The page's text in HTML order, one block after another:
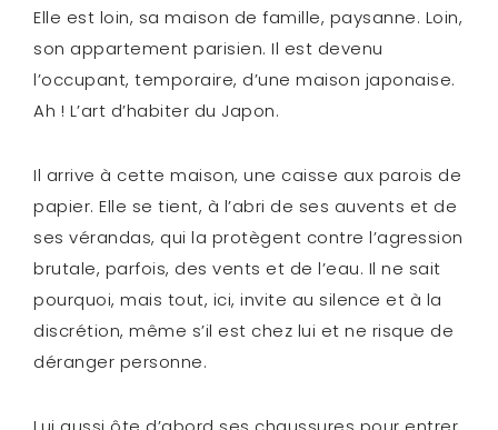
Elle est loin, sa maison de famille, paysanne. Loin,
son appartement parisien. Il est devenu
l’occupant, temporaire, d’une maison japonaise.
Ah ! L’art d’habiter du Japon.
Il arrive à cette maison, une caisse aux parois de
papier. Elle se tient, à l’abri de ses auvents et de
ses vérandas, qui la protègent contre l’agression
brutale, parfois, des vents et de l’eau. Il ne sait
pourquoi, mais tout, ici, invite au silence et à la
discrétion, même s’il est chez lui et ne risque de
déranger personne.